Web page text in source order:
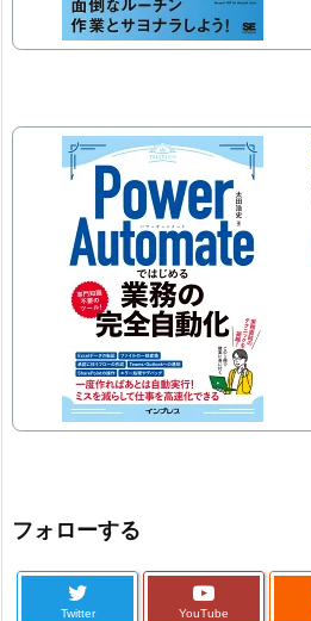
フォローする
Twitter YouTube